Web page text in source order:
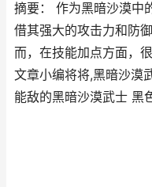
摘要： 作为黑暗沙漠中
借其强大的攻击力和防
而，在技能加点方面，
文章小编将将,黑暗沙漠
能敌的黑暗沙漠武士 黑